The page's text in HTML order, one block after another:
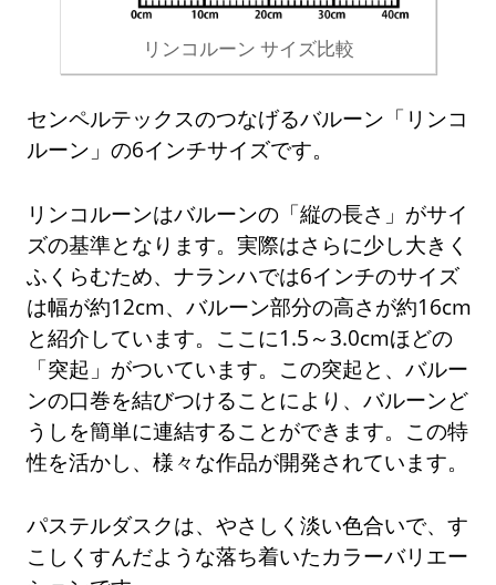
リンコルーン サイズ比較
センペルテックスのつなげるバルーン「リンコ
ルーン」の6インチサイズです。
リンコルーンはバルーンの「縦の長さ」がサイ
ズの基準となります。実際はさらに少し大きく
ふくらむため、ナランハでは6インチのサイズ
は幅が約12cm、バルーン部分の高さが約16cm
と紹介しています。ここに1.5～3.0cmほどの
「突起」がついています。この突起と、バルー
ンの口巻を結びつけることにより、バルーンど
うしを簡単に連結することができます。この特
性を活かし、様々な作品が開発されています。
パステルダスクは、やさしく淡い色合いで、す
こしくすんだような落ち着いたカラーバリエー